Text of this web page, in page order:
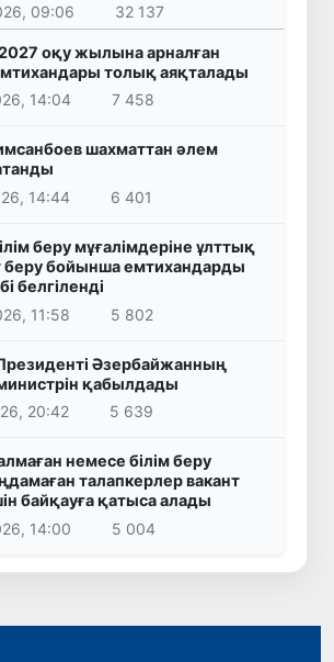
09:06 32 137
оқу жылына арналған
толық аяқталады
14:04
7 458
шахматтан әлем
14:44
6 401
беру мұғалімдеріне ұлттық
беру бойынша емтихандарды
белгіленді
11:58
5 802
Әзербайжанның
қабылдады
20:42
5 639
немесе білім беру
талапкерлер вакант
байқауға қатыса алады
14:00
5 004